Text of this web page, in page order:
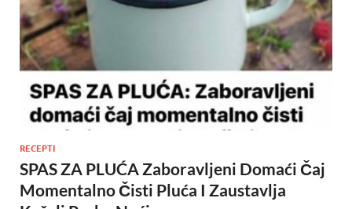
RECEPTI
SPAS ZA PLUĆA Zaboravljeni Domaći Čaj
Momentalno Čisti Pluća I Zaustavlja